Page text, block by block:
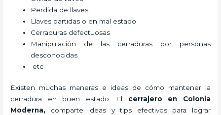
Perdida de llaves
Llaves partidas o en mal estado
Cerraduras defectuosas
Manipulación de las cerraduras por personas
desconocidas
etc
Existen muchas maneras e ideas de cómo mantener la
cerradura en buen estado. El cerrajero en Colonia
Moderna, comparte ideas y tips efectivos para lograr